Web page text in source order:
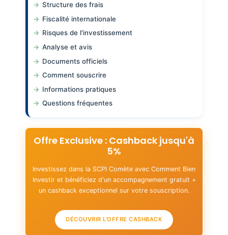
Structure des frais
Fiscalité internationale
Risques de l'investissement
Analyse et avis
Documents officiels
Comment souscrire
Informations pratiques
Questions fréquentes
Offre Exclusive : Cashback jusqu'à
5%
Investissez dans la SCPI Comète avec Comment Bien
Investir et bénéficiez d'un accompagnement gratuit +
un cashback exceptionnel sur votre souscription.
DÉCOUVRIR L'OFFRE CASHBACK